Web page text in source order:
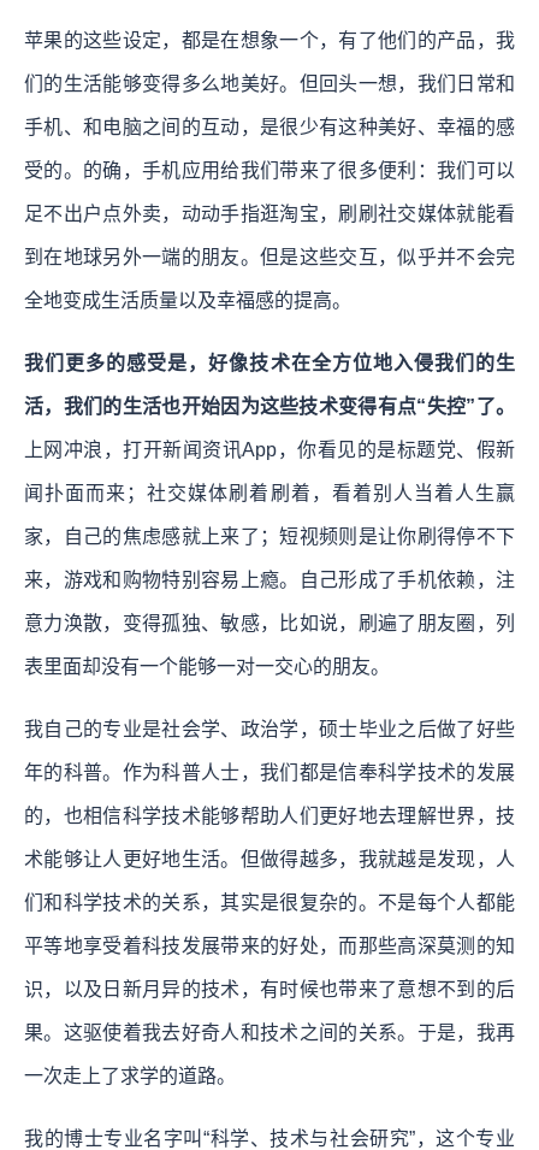
苹果的这些设定，都是在想象一个，有了他们的产品，我
们的生活能够变得多么地美好。但回头一想，我们日常和
手机、和电脑之间的互动，是很少有这种美好、幸福的感
受的。的确，手机应用给我们带来了很多便利：我们可以
足不出户点外卖，动动手指逛淘宝，刷刷社交媒体就能看
到在地球另外一端的朋友。但是这些交互，似乎并不会完
全地变成生活质量以及幸福感的提高。
我们更多的感受是，好像技术在全方位地入侵我们的生
活，我们的生活也开始因为这些技术变得有点“失控”了。
上网冲浪，打开新闻资讯App，你看见的是标题党、假新
闻扑面而来；社交媒体刷着刷着，看着别人当着人生赢
家，自己的焦虑感就上来了；短视频则是让你刷得停不下
来，游戏和购物特别容易上瘾。自己形成了手机依赖，注
意力涣散，变得孤独、敏感，比如说，刷遍了朋友圈，列
表里面却没有一个能够一对一交心的朋友。
我自己的专业是社会学、政治学，硕士毕业之后做了好些
年的科普。作为科普人士，我们都是信奉科学技术的发展
的，也相信科学技术能够帮助人们更好地去理解世界，技
术能够让人更好地生活。但做得越多，我就越是发现，人
们和科学技术的关系，其实是很复杂的。不是每个人都能
平等地享受着科技发展带来的好处，而那些高深莫测的知
识，以及日新月异的技术，有时候也带来了意想不到的后
果。这驱使着我去好奇人和技术之间的关系。于是，我再
一次走上了求学的道路。
我的博士专业名字叫“科学、技术与社会研究”，这个专业